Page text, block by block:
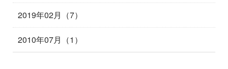
2019年02月（7）
2010年07月（1）